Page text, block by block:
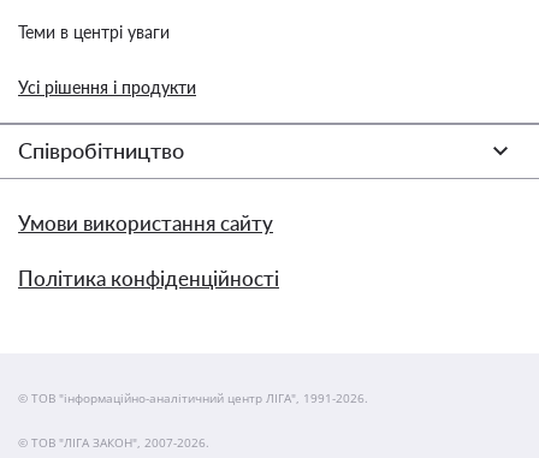
Теми в центрі уваги
Усі рішення і продукти
Співробітництво
Умови використання сайту
Політика конфіденційності
© ТОВ "інформаційно-аналітичний центр ЛІГА", 1991-2026.
© ТОВ "ЛІГА ЗАКОН", 2007-2026.